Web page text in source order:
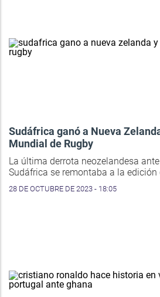
Sudáfrica ganó a Nueva
Mundial de Rugby
La última derrota neozelandesa
Sudáfrica se remontaba a la edición
28 DE OCTUBRE DE 2023 - 18:05